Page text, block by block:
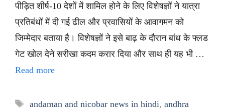
पीड़ित शीर्ष-10 देशों में शामिल होने के लिए विशेषज्ञों ने यात्रा
प्रतिबंधों में दी गई ढील और प्रवासियों के आवागमन को
जिम्मेदार बताया है। विशेषज्ञों ने इसे बाढ़ के दौरान बांध के फ्लड
गेट खोल देने सरीखा कदम करार दिया और साथ ही यह भी …
Read more
Tags
andaman and nicobar news in hindi, andhra